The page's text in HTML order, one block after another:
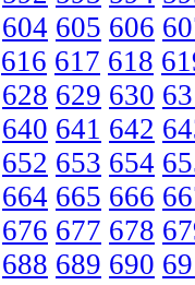
604 605 606
616 617 618
628 629 630
640 641 642
652 653 654
664 665 666
676 677 678
688 689 690